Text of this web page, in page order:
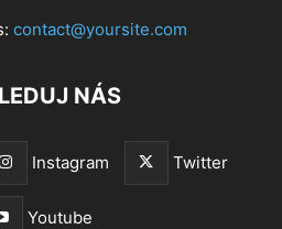
contact@yoursite.com
NÁS
Instagram Twitter
Youtube